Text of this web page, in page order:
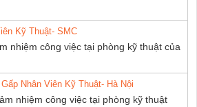
Kỹ Thuật- SMC
nhiệm công việc tại phòng kỹ thuật của
Nhân Viên Kỹ Thuật- Hà Nội
nhiệm công việc tại phòng kỹ thuật